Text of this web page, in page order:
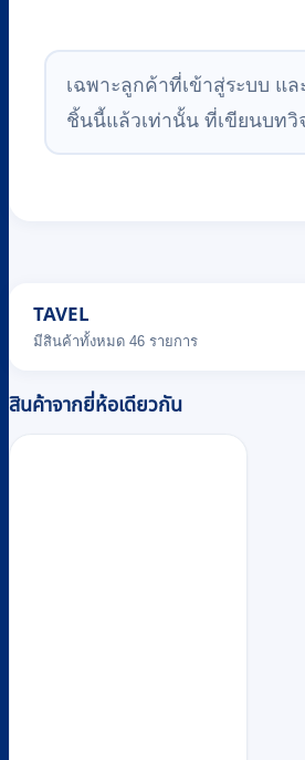
เฉพาะลูกค้าที่เข้าสู่ระบบ แ
ชิ้นนี้แล้วเท่านั้น ที่เขียนบทวิ
TAVEL
มีสินค้าทั้งหมด 46 รายการ
สินค้าจากยี่ห้อเดียวกัน